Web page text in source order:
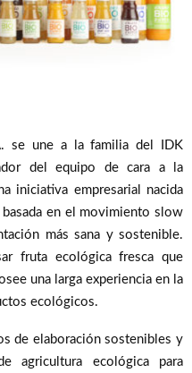
se une a la familia del IDK
del equipo de cara a la
iniciativa empresarial nacida
en el movimiento slow
más sana y sostenible.
fruta ecológica fresca que
una larga experiencia en la
ecológicos.
de elaboración sostenibles y
agricultura ecológica para